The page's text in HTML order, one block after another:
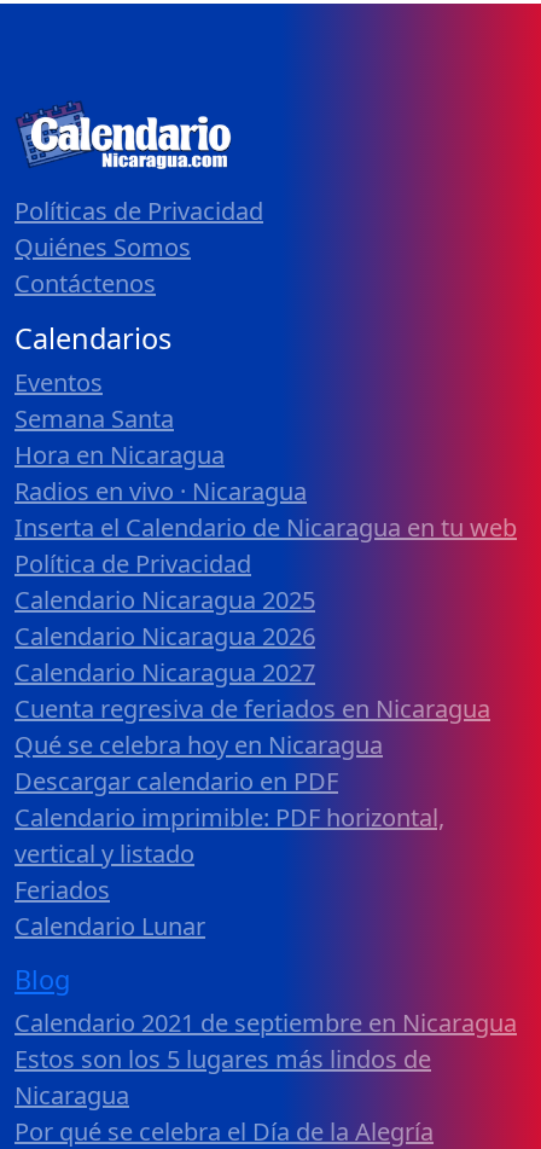
Políticas de Privacidad
Quiénes Somos
Contáctenos
Calendarios
Eventos
Semana Santa
Hora en Nicaragua
Radios en vivo · Nicaragua
Inserta el Calendario de Nicaragua en tu web
Política de Privacidad
Calendario Nicaragua 2025
Calendario Nicaragua 2026
Calendario Nicaragua 2027
Cuenta regresiva de feriados en Nicaragua
Qué se celebra hoy en Nicaragua
Descargar calendario en PDF
Calendario imprimible: PDF horizontal,
vertical y listado
Feriados
Calendario Lunar
Blog
Calendario 2021 de septiembre en Nicaragua
Estos son los 5 lugares más lindos de
Nicaragua
Por qué se celebra el Día de la Alegría